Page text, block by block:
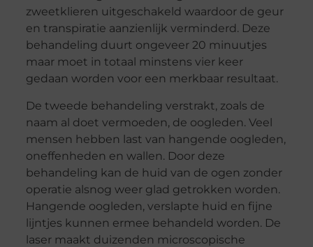
zweetklieren uitgeschakeld waardoor de geur
en transpiratie aanzienlijk verminderd. Deze
behandeling duurt ongeveer 20 minuutjes
maar moet in totaal minstens vier keer
gedaan worden voor een merkbaar resultaat.
De tweede behandeling verstrakt, zoals de
naam al doet vermoeden, de oogleden. Veel
mensen hebben last van hangende oogleden,
oneffenheden en wallen. Door deze
behandeling kan de huid van de ogen zonder
operatie alsnog weer glad getrokken worden.
Hangende oogleden, verslapte huid en fijne
lijntjes kunnen ermee behandeld worden. De
laser maakt duizenden microscopische